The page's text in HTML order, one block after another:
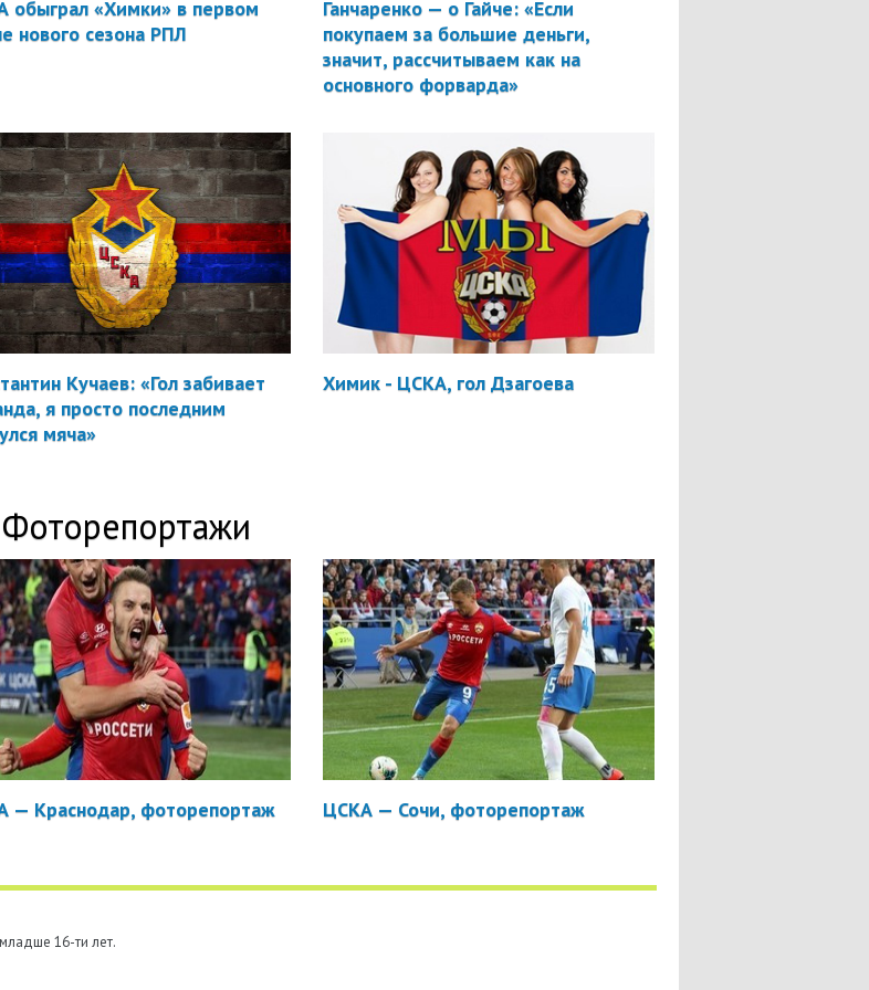
обыграл «Химки» в первом
нового сезона РПЛ
Ганчаренко — о Гайче: «Если
покупаем за большие деньги,
значит, рассчитываем как на
основного форварда»
Кучаев: «Гол забивает
я просто последним
мяча»
Химик - ЦСКА, гол Дзагоева
Фоторепортажи
— Краснодар, фоторепортаж ЦСКА — Сочи, фоторепортаж
16-ти лет.